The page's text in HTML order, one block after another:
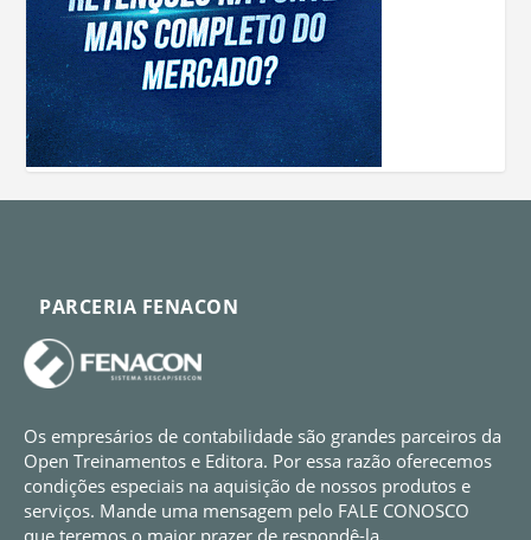
PARCERIA FENACON
Os empresários de contabilidade são grandes parceiros da
Open Treinamentos e Editora. Por essa razão oferecemos
condições especiais na aquisição de nossos produtos e
serviços. Mande uma mensagem pelo FALE CONOSCO